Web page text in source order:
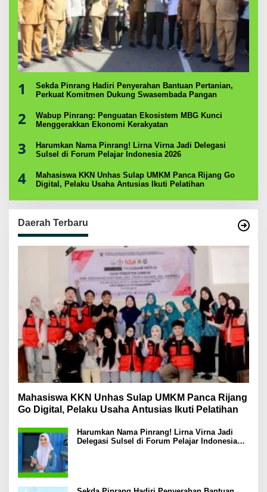
1
Sekda Pinrang Hadiri Penyerahan Bantuan Pertanian,
Perkuat Komitmen Dukung Swasembada Pangan
2
Wabup Pinrang: Penguatan Ekosistem MBG Kunci
Menggerakkan Ekonomi Kerakyatan
3
Harumkan Nama Pinrang! Lirna Virna Jadi Delegasi
Sulsel di Forum Pelajar Indonesia 2026
4
Mahasiswa KKN Unhas Sulap UMKM Panca Rijang Go
Digital, Pelaku Usaha Antusias Ikuti Pelatihan
Daerah Terbaru
Mahasiswa KKN Unhas Sulap UMKM Panca Rijang
Go Digital, Pelaku Usaha Antusias Ikuti Pelatihan
Harumkan Nama Pinrang! Lirna Virna Jadi
Delegasi Sulsel di Forum Pelajar Indonesia